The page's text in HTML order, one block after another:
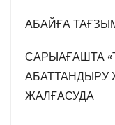
АБАЙҒА
САРЫАҒАШТА
ЖАЛҒАСУДА